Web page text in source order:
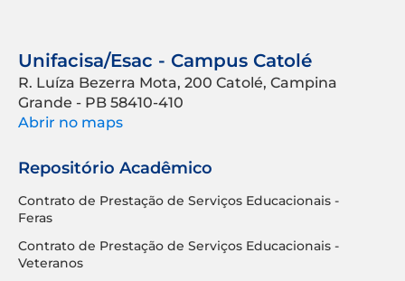
Unifacisa/Esac - Campus Catolé
R. Luíza Bezerra Mota, 200 Catolé, Campina
Grande - PB 58410-410
Abrir no maps
Repositório Acadêmico
Contrato de Prestação de Serviços Educacionais -
Feras
Contrato de Prestação de Serviços Educacionais -
Veteranos